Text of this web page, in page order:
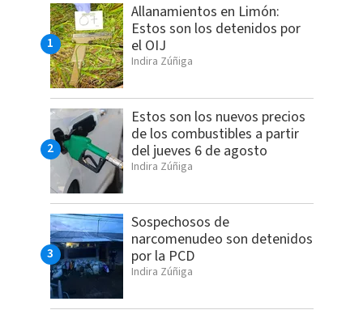
Allanamientos en Limón:
Estos son los detenidos por
el OIJ
Indira Zúñiga
Estos son los nuevos precios
de los combustibles a partir
del jueves 6 de agosto
Indira Zúñiga
Sospechosos de
narcomenudeo son detenidos
por la PCD
Indira Zúñiga